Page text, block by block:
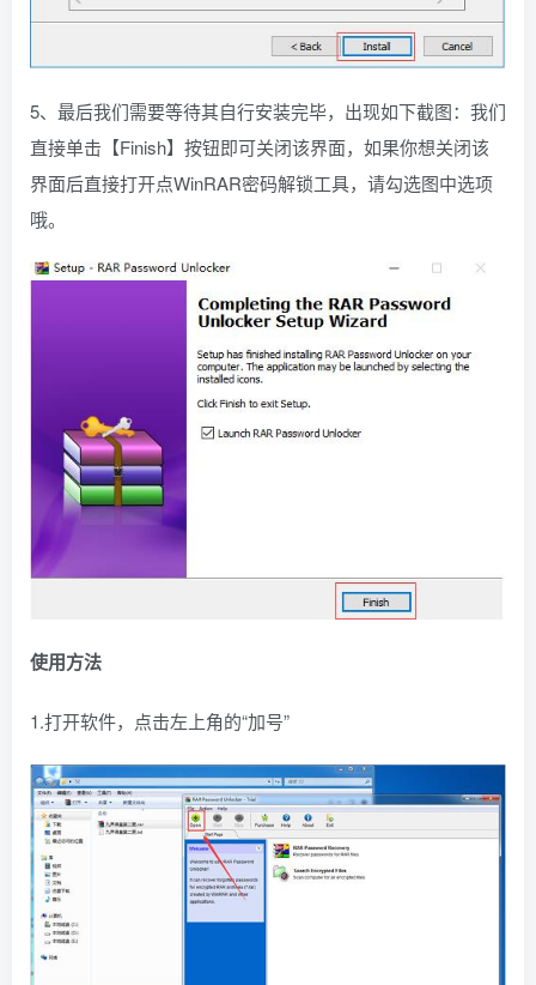
5、最后我们需要等待其自行安装完毕，出现如下截图：我们
直接单击【Finish】按钮即可关闭该界面，如果你想关闭该
界面后直接打开点WinRAR密码解锁工具，请勾选图中选项
哦。
使用方法
1.打开软件，点击左上角的“加号”